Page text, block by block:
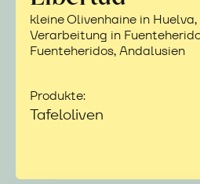
kleine Olivenhaine in Huelva,
Verarbeitung in
Fuenteheridos, Andalusien
Produkte:
Tafeloliven